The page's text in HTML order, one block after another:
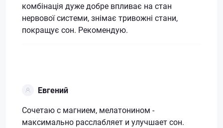
комбінація дуже добре впливає на стан
нервової системи, знімає тривожні стани,
покращує сон. Рекомендую.
Евгений
Сочетаю с магнием, мелатонином -
максимально расслабляет и улучшает сон.